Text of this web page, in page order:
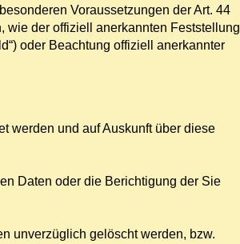
Voraussetzungen der Art. 44
wie der offiziell anerkannten Feststellung
oder Beachtung offiziell anerkannter
werden und auf Auskunft über diese
Daten oder die Berichtigung der Sie
unverzüglich gelöscht werden, bzw.